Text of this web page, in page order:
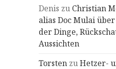
Denis zu Christian
alias Doc Mulai
der Dinge,
Aussichten
Torsten zuHetzer-